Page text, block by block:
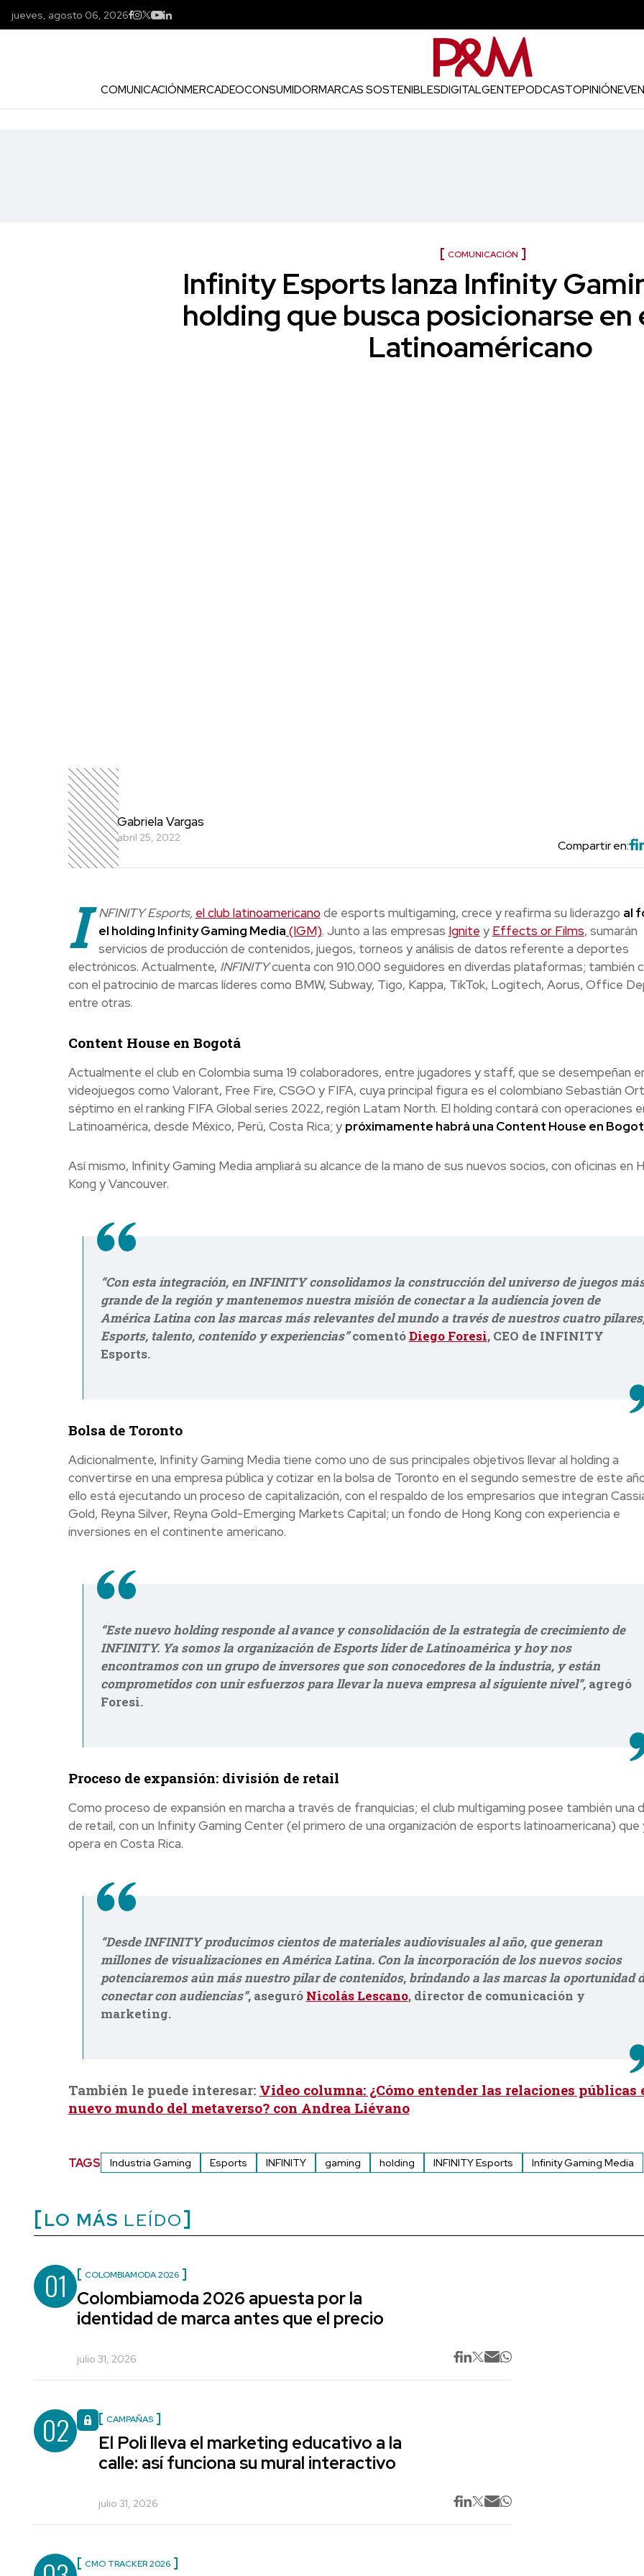
jueves, agosto 06, 2026
COMUNICACIÓNMERCADEOCONSUMIDORMARCAS SOSTENIBLESDIGITALGENTEPODCASTOPINIÓN
COMUNICACIÓN
Infinity Esports lanza Infinity
holding que busca posicionarse en
Latinoaméricano
Gabriela Vargas
abril 25, 2022
Compartir en:
I NFINITY Esports, el club latinoamericanode esports multigaming, crece y reafirma su liderazgo al
el holding Infinity Gaming Media (IGM). Junto a las empresas Ignite y Effects or Films, sumarán
servicios de producción de contenidos, juegos, torneos y análisis de datos referente a deportes
electrónicos. Actualmente, INFINITYcuenta con 910.000 seguidores en diverdas plataformas; también
con el patrocinio de marcas líderes como BMW, Subway, Tigo, Kappa, TikTok, Logitech, Aorus, Office
entre otras.
Content House en Bogotá
Actualmente el club en Colombia suma 19 colaboradores, entre jugadores y staff, que se desempeñan
videojuegos como Valorant, Free Fire, CSGO y FIFA, cuya principal figura es el colombiano Sebastián
séptimo en el ranking FIFA Global series 2022, región Latam North. El holding contará con operaciones
Latinoamérica, desde México, Perú, Costa Rica; y próximamente habrá una Content House en
Así mismo, Infinity Gaming Media ampliará su alcance de la mano de sus nuevos socios, con oficinas en
Kong y Vancouver.
“Con esta integración, en INFINITY consolidamos la construcción del universo de juegos
grande de la región y mantenemos nuestra misión de conectar a la audiencia joven de
América Latina con las marcas más relevantes del mundo a través de nuestros cuatro
Esports, talento, contenido y experiencias”comentóDiego Foresi, CEO de INFINITY
Esports.
Bolsa de Toronto
Adicionalmente, Infinity Gaming Media tiene como uno de sus principales objetivos llevar al holding a
convertirse en una empresa pública y cotizar en la bolsa de Toronto en el segundo semestre de este
ello está ejecutando un proceso de capitalización, con el respaldo de los empresarios que integran
Gold, Reyna Silver, Reyna Gold-Emerging Markets Capital; un fondo de Hong Kong con experiencia e
inversiones en el continente americano.
“Este nuevo holding responde al avance y consolidación de la estrategia de crecimiento de
INFINITY. Ya somos la organización de Esports líder de Latinoamérica y hoy nos
encontramos con un grupo de inversores que son conocedores de la industria, y están
comprometidos con unir esfuerzos para llevar la nueva empresa al siguiente nivel”,agregó
Foresi.
Proceso de expansión: división de retail
Como proceso de expansión en marcha a través de franquicias; el club multigaming posee también una
de retail, con un Infinity Gaming Center(el primero de una organización de esports latinoamericana) que
opera en Costa Rica.
“Desde INFINITY producimos cientos de materiales audiovisuales al año, que generan
millones de visualizaciones en América Latina. Con la incorporación de los nuevos socios
potenciaremos aún más nuestro pilar de contenidos, brindando a las marcas la oportunidad
conectar con audiencias”, aseguró Nicolás Lescano, director de comunicación y
marketing.
También le puede interesar: Video columna: ¿Cómo entender las relaciones públicas
nuevo mundo del metaverso? con Andrea Liévano
TAGS Industria Gaming Esports INFINITY gaming holding INFINITY Esports Infinity Gaming Media
LO MÁS LEÍDO
01 COLOMBIAMODA 2026
Colombiamoda 2026 apuesta por la
identidad de marca antes que el precio
julio 31, 2026
02 CAMPAÑAS
El Poli lleva el marketing educativo a la
calle: así funciona su mural interactivo
julio 31, 2026
CMO TRACKER 2026